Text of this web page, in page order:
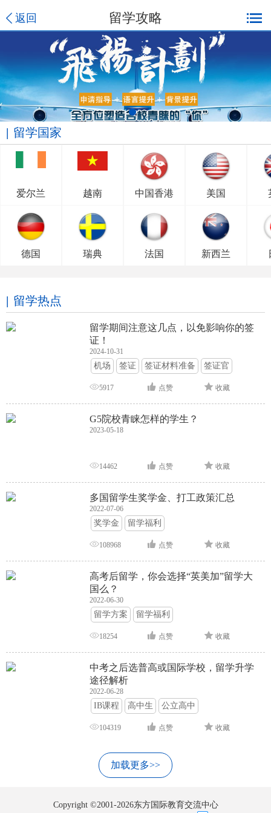
返回 留学攻略
留学国家
爱尔兰 越南 中国香港 美国
德国 瑞典 法国 新西兰
留学热点
留学期间注意这几点，以免影响你的签
证！
2024-10-31
机场 签证 签证材料准备 签证官
签证面试 签证申请攻略
5917 点赞 收藏
G5院校青睐怎样的学生？
2023-05-18
14462 点赞 收藏
多国留学生奖学金、打工政策汇总
2022-07-06
奖学金 留学福利
108968 点赞 收藏
高考后留学，你会选择“英美加”留学大
国么？
2022-06-30
留学方案 留学福利
18254 点赞 收藏
中考之后选普高或国际学校，留学升学
途径解析
2022-06-28
IB课程 高中生 公立高中
104319 点赞 收藏
加载更多>>
Copyright ©2001-2026东方国际教育交流中心